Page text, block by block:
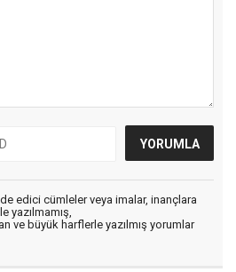
edici cümleler veya imalar, inançlara
yazılmamış,
ve büyük harflerle yazılmış yorumlar